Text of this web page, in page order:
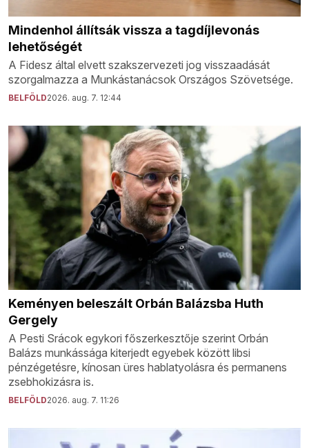
Mindenhol állítsák vissza a tagdíjlevonás
lehetőségét
A Fidesz által elvett szakszervezeti jog visszaadását
szorgalmazza a Munkástanácsok Országos Szövetsége.
BELFÖLD2026. aug. 7. 12:44
Keményen beleszált Orbán Balázsba Huth
Gergely
A Pesti Srácok egykori főszerkesztője szerint Orbán
Balázs munkássága kiterjedt egyebek között libsi
pénzégetésre, kínosan üres hablatyolásra és permanens
zsebhokizásra is.
BELFÖLD2026. aug. 7. 11:26